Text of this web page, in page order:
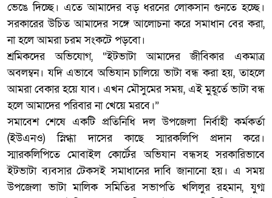
ভেঙে দিচ্ছে। এতে আমাদের বড় ধরনের লোকসান গুনতে হচ্ছে।
সরকারের উচিত আমাদের সঙ্গে আলোচনা করে সমাধান বের করা,
না হলে আমরা চরম সংকটে পড়বো।
শ্রমিকদের অভিযোগ, “ইটভাটা আমাদের জীবিকার একমাত্র
অবলম্বন। যদি এভাবে অভিযান চালিয়ে ভাটা বন্ধ করা হয়, তাহলে
আমরা বেকার হয়ে যাব। এখন মৌসুমের সময়, এই মুহূর্তে ভাটা বন্ধ
হলে আমাদের পরিবার না খেয়ে মরবে।”
সমাবেশ শেষে একটি প্রতিনিধি দল উপজেলা নির্বাহী কর্মকর্তা
(ইউএনও) স্নিগ্ধা দাসের কাছে স্মারকলিপি প্রদান করে।
স্মারকলিপিতে মোবাইল কোর্টের অভিযান বন্ধসহ সরকারিভাবে
ইটভাটা ব্যবসার টেকসই সমাধানের দাবি জানানো হয়। এ সময়
উপজেলা ভাটা মালিক সমিতির সভাপতি খলিলুর রহমান, যুগ্ম